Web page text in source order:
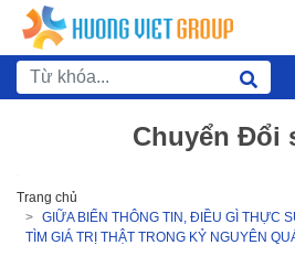
Chuyển Đổi
Trang chủ
GIỮA BIỂN THÔNG TIN, ĐIỀU GÌ THỰC
TÌM GIÁ TRỊ THẬT TRONG KỶ NGUYÊN